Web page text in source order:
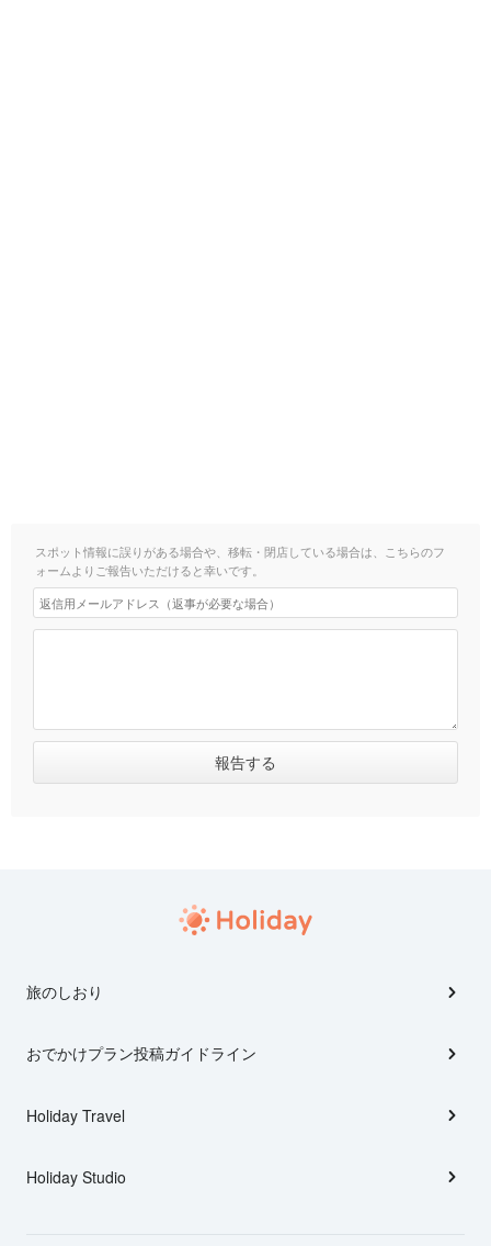
スポット情報に誤りがある場合や、移転・閉店している場合は、こちらのフ
ォームよりご報告いただけると幸いです。
旅のしおり
おでかけプラン投稿ガイドライン
Holiday Travel
Holiday Studio